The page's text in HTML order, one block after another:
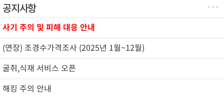
공지사항
사기 주의 및 피해 대응 안내
(연장) 조경수가격조사 (2025년 1월~12월)
굴취,식재 서비스 오픈
해킹 주의 안내